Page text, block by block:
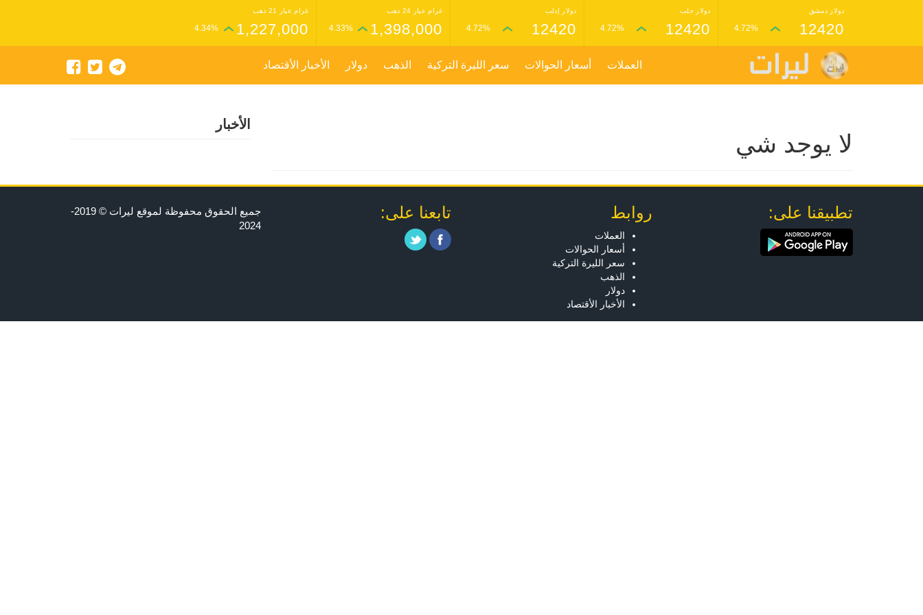
دولار دمشق
12420
4.72%
دولار حلب
12420
4.72%
دولار إدلب
12420
4.72%
غرام عيار 24 ذهب
1,398,000
4.33%
غرام عيار 21 ذهب
1,227,000
4.34%
العملات أسعار الحوالات سعر الليرة التركية الذهب دولار الأخبار الأقتصاد
لا يوجد شي
الأخبار
تطبيقنا على: روابط
العملات
أسعار الحوالات
سعر الليرة التركية
الذهب
دولار
الأخبار الأقتصاد
تابعنا على:
جميع الحقوق محفوظة لموقع ليرات © 2019-
2024